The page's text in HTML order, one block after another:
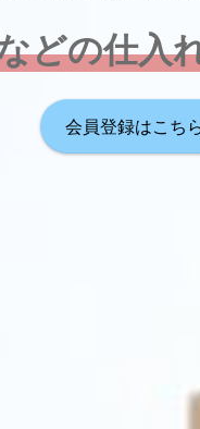
どの仕入
会員登録はこち